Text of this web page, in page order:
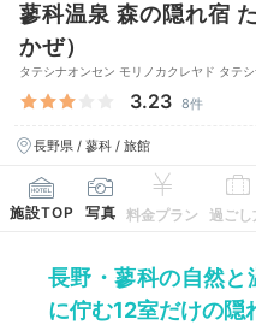
蓼科温泉 森の隠れ宿
かぜ）
タテシナオンセン モリノカクレヤド タテ
3.23 8件
長野県 / 蓼科 / 旅館
施設TOP 写真 料金プラン 過ごし
長野・蓼科の自然
に佇む12室だけの隠